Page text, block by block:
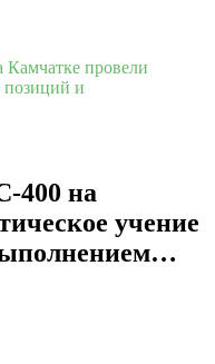
провели
позиций и
400 на
учение